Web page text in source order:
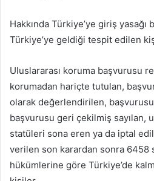
Hakkında Türkiye’ye giriş yasağı
Türkiye’ye geldiği tespit edilen
Uluslararası koruma başvurusu
korumadan hariçte tutulan,
olarak değerlendirilen,
başvurusu geri çekilmiş sayılan,
statüleri sona eren ya da iptal
verilen son karardan sonra 6458
hükümlerine göre Türkiye’de